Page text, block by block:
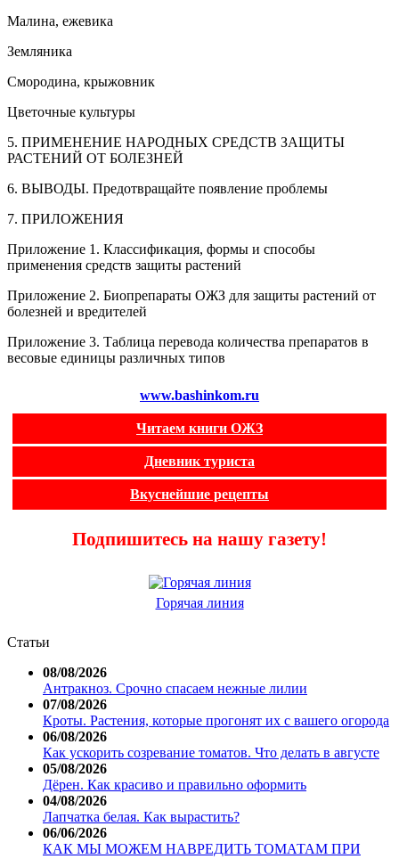
Малина, ежевика
Земляника
Смородина, крыжовник
Цветочные культуры
5. ПРИМЕНЕНИЕ НАРОДНЫХ СРЕДСТВ ЗАЩИТЫ
РАСТЕНИЙ ОТ БОЛЕЗНЕЙ
6. ВЫВОДЫ. Предотвращайте появление проблемы
7. ПРИЛОЖЕНИЯ
Приложение 1. Классификация, формы и способы
применения средств защиты растений
Приложение 2. Биопрепараты ОЖЗ для защиты растений от
болезней и вредителей
Приложение 3. Таблица перевода количества препаратов в
весовые единицы различных типов
www.bashinkom.ru
Читаем книги ОЖЗ
Дневник туриста
Вкуснейшие рецепты
Подпишитесь на нашу газету!
Горячая линия
Статьи
08/08/2026
Антракноз. Срочно спасаем нежные лилии
07/08/2026
Кроты. Растения, которые прогонят их с вашего огорода
06/08/2026
Как ускорить созревание томатов. Что делать в августе
05/08/2026
Дёрен. Как красиво и правильно оформить
04/08/2026
Лапчатка белая. Как вырастить?
06/06/2026
КАК МЫ МОЖЕМ НАВРЕДИТЬ ТОМАТАМ ПРИ